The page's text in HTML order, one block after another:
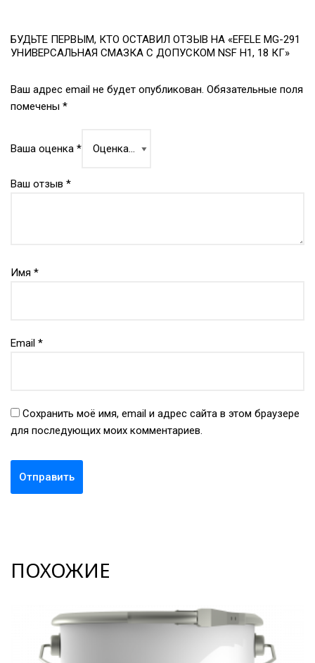
БУДЬТЕ ПЕРВЫМ, КТО ОСТАВИЛ ОТЗЫВ НА «EFELE MG-291
УНИВЕРСАЛЬНАЯ СМАЗКА С ДОПУСКОМ NSF H1, 18 КГ»
Ваш адрес email не будет опубликован. Обязательные поля
помечены *
Ваша оценка *
Ваш отзыв *
Имя *
Email *
Сохранить моё имя, email и адрес сайта в этом браузере
для последующих моих комментариев.
ПОХОЖИЕ